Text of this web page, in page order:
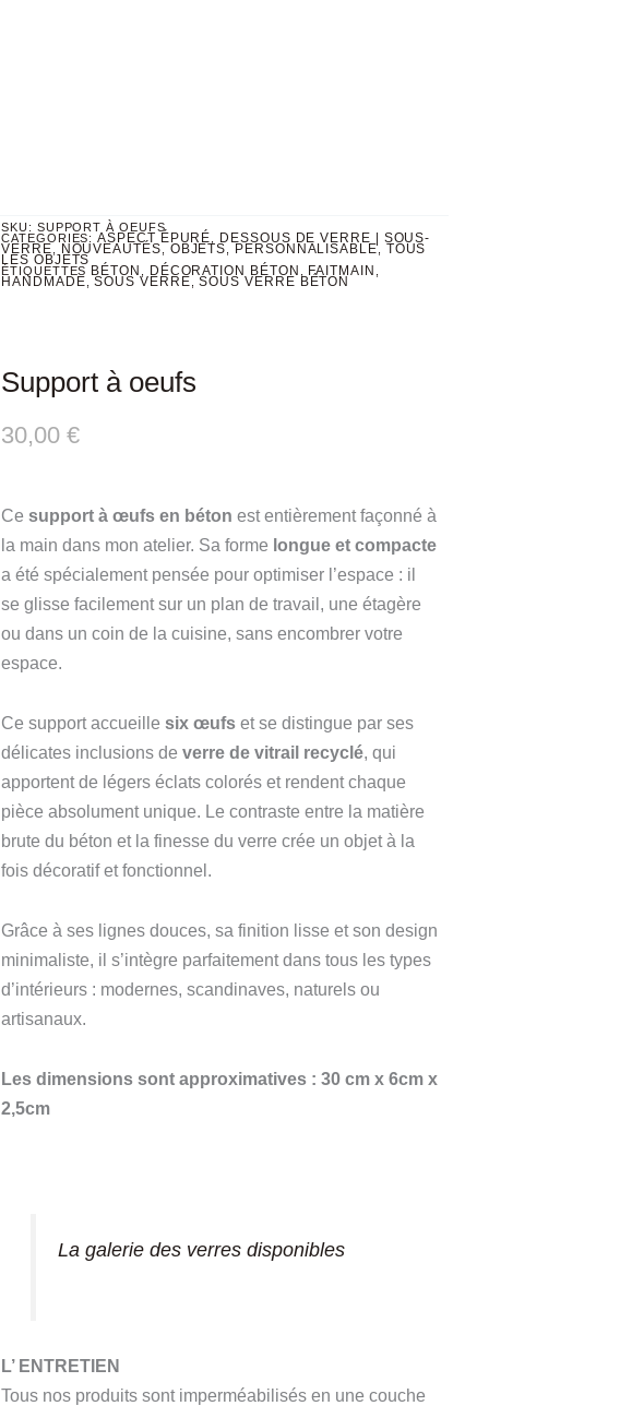
SKU: SUPPORT À OEUFS
CATEGORIES: ASPECT ÉPURÉ DESSOUS DE VERRE | SOUS-
VERRE NOUVEAUTÉS OBJETS PERSONNALISABLE, TOUS
LES OBJETS
ÉTIQUETTES BÉTON DÉCORATION BÉTON FAITMAIN
HANDMADE ,SOUS VERRE ,SOUS VERRE BÉTON
Support à oeufs
30,00€
Cesupport à œufs en béton est entièrement façonné à
la main dans mon atelier. Sa forme longue et compacte
a été spécialement pensée pour optimiser l’espace : il
se glisse facilement sur un plan de travail, une étagère
ou dans un coin de la cuisine, sans encombrer votre
espace.
Ce support accueillesix œufs et se distingue par ses
délicates inclusions deverre de vitrail recyclé, qui
apportent de légers éclats colorés et rendent chaque
pièce absolument unique. Le contraste entre la matière
brute du béton et la finesse du verre crée un objet à la
fois décoratif et fonctionnel.
Grâce à ses lignes douces, sa finition lisse et son design
minimaliste, il s’intègre parfaitement dans tous les types
d’intérieurs : modernes, scandinaves, naturels ou
artisanaux.
Les dimensions sont approximatives : 30 cm x 6cm x
2,5cm
La galerie des verres disponibles
L’ ENTRETIEN
Tous nos produits sont imperméabilisés en une couche